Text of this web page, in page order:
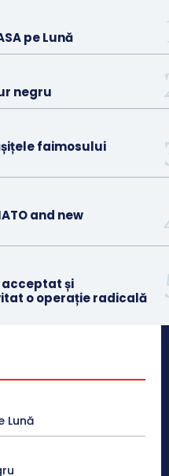
pe Lună
negru
faimosului
and new
acceptat și
o operație radicală
Lună